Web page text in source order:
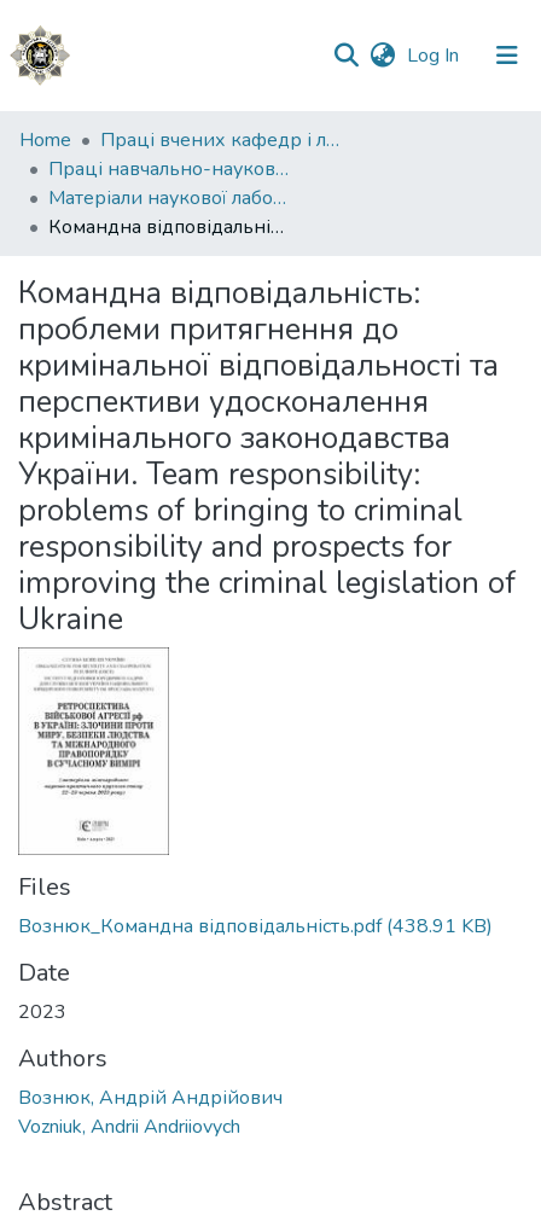
Log In (current)
Communities
&
Collections
All of DSpace
Statistics
Home
Праці вчених кафедр і лабораторій
Праці навчально-наукового інституту №1
Матеріали наукової лабораторії з проблем протидії злочинності ННІ № 1
Командна відповідальність: проблеми притягнення до кримінальної відповідальності та перспективи удосконалення кримінального законодавства України. Team responsibility: problems of bringing to criminal responsibility and prospects for improving the criminal legislation of Ukraine
Командна відповідальність:
проблеми притягнення до
кримінальної відповідальності та
перспективи удосконалення
кримінального законодавства
України. Team responsibility:
problems of bringing to criminal
responsibility and prospects for
improving the criminal legislation of
Ukraine
Files
Вознюк_Командна відповідальність.pdf(438.91 KB)
Date
2023
Authors
Вознюк, Андрій Андрійович
Vozniuk, Andrii Andriiovych
Abstract